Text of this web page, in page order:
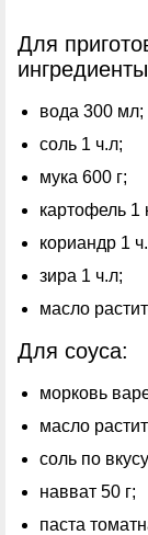
Для
вода 300 мл;
соль 1 ч.л;
мука 600 г;
картофель 1
кориандр 1
зира 1 ч.л;
масло
Для соуса:
морковь
масло
соль по
навват 50 г;
паста